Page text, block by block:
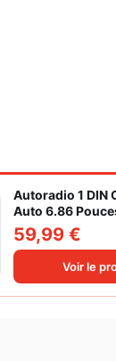
Autoradio 1 DIN
Auto 6.86
Poste Radio
Miroir iOS/
Autoradio
59,99 €
Voir le